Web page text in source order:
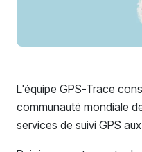
L'équipe GPS-Trace
communauté mondiale
services de suivi GPS